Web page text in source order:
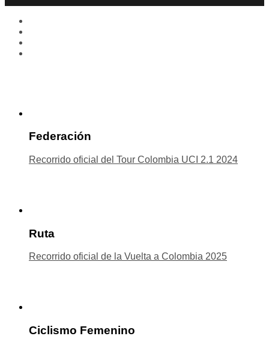
Federación
Recorrido oficial del Tour Colombia UCI 2.1 2024
Ruta
Recorrido oficial de la Vuelta a Colombia 2025
Ciclismo Femenino